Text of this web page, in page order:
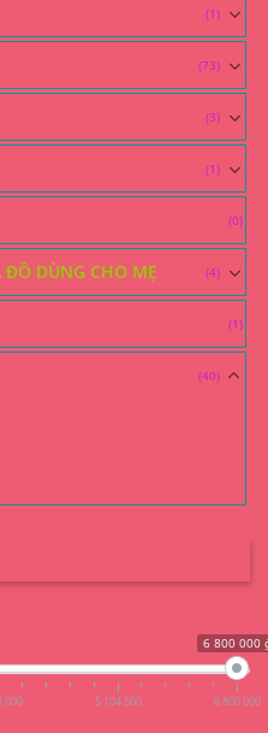
(1)
(73)
(3)
(1)
(0)
DÙNG CHO MẸ (4)
(1)
(40)
6 800 000
000 5 104 500 6 800 000